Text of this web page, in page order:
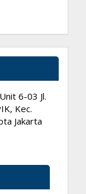
6-03 Jl.
Kec.
Jakarta